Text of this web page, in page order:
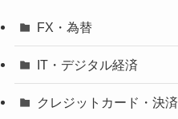
FX・為替
IT・デジタル経済
クレジットカード・決済